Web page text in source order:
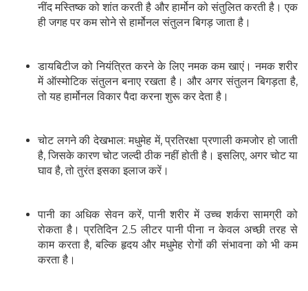
नींद मस्तिष्क को शांत करती है और हार्मोन को संतुलित करती है। एक
ही जगह पर कम सोने से हार्मोनल संतुलन बिगड़ जाता है।
डायबिटीज को नियंत्रित करने के लिए नमक कम खाएं। नमक शरीर
में ऑस्मोटिक संतुलन बनाए रखता है। और अगर संतुलन बिगड़ता है,
तो यह हार्मोनल विकार पैदा करना शुरू कर देता है।
चोट लगने की देखभाल: मधुमेह में, प्रतिरक्षा प्रणाली कमजोर हो जाती
है, जिसके कारण चोट जल्दी ठीक नहीं होती है। इसलिए, अगर चोट या
घाव है, तो तुरंत इसका इलाज करें।
पानी का अधिक सेवन करें, पानी शरीर में उच्च शर्करा सामग्री को
रोकता है। प्रतिदिन 2.5 लीटर पानी पीना न केवल अच्छी तरह से
काम करता है, बल्कि हृदय और मधुमेह रोगों की संभावना को भी कम
करता है।